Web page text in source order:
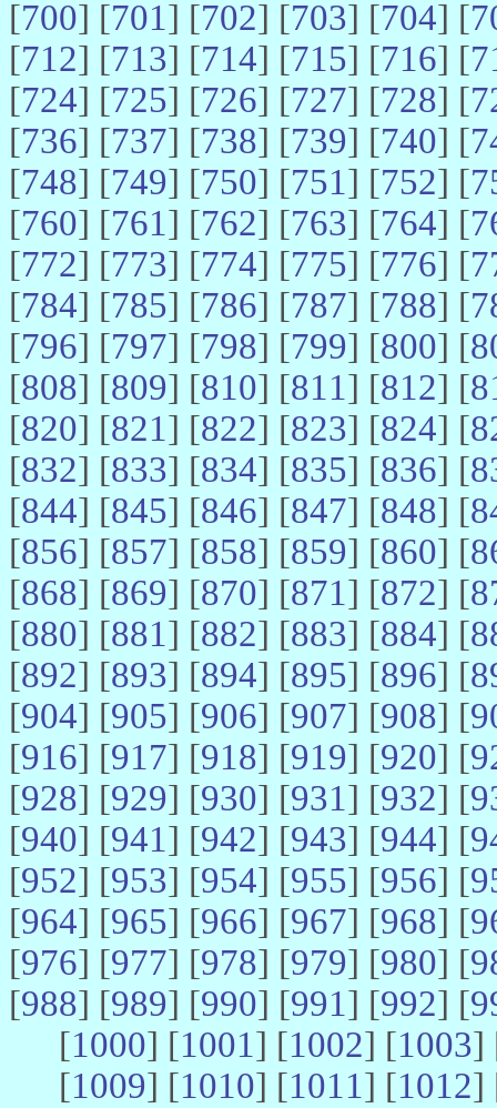
[700] [701] [702] [703] [704] [
[712] [713] [714] [715] [716] [
[724] [725] [726] [727] [728] [
[736] [737] [738] [739] [740] [
[748] [749] [750] [751] [752] [
[760] [761] [762] [763] [764] [
[772] [773] [774] [775] [776] [
[784] [785] [786] [787] [788] [
[796] [797] [798] [799] [800] [
[808] [809] [810] [811] [812] [
[820] [821] [822] [823] [824] [
[832] [833] [834] [835] [836] [
[844] [845] [846] [847] [848] [
[856] [857] [858] [859] [860] [
[868] [869] [870] [871] [872] [
[880] [881] [882] [883] [884] [
[892] [893] [894] [895] [896] [
[904] [905] [906] [907] [908] [
[916] [917] [918] [919] [920] [
[928] [929] [930] [931] [932] [
[940] [941] [942] [943] [944] [
[952] [953] [954] [955] [956] [
[964] [965] [966] [967] [968] [
[976] [977] [978] [979] [980] [
[988] [989] [990] [991] [992] [
[1000] [1001] [1002] [1003]
[1009] [1010] [1011] [1012]